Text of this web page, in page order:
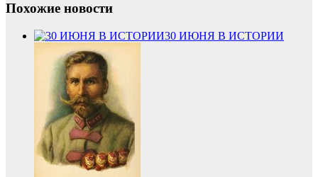
Похожие новости
30 ИЮНЯ В ИСТОРИИ